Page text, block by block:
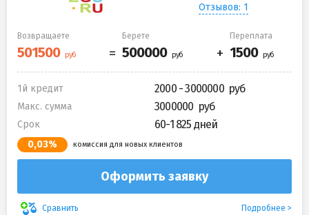
Отзывов: 1
Возвращаете Берете Переплата
1й кредит 2000 - 3000000
Макс. сумма 3000000
Срок 60-1 825 дней
0,03% комиссия для новых клиентов
Оформить заявку
Сравнить Подробнее